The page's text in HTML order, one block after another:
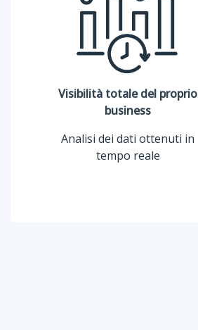
Visibilità totale del proprio
business
Analisi dei dati ottenuti in
tempo reale